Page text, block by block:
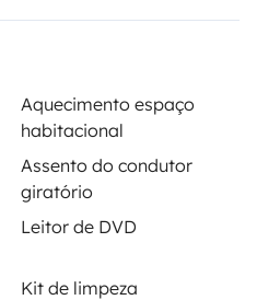
Aquecimento espaço
habitacional
Assento do condutor
giratório
Leitor de DVD
Kit de limpeza
simples e segura de
transformados e
A página é o
de autocaravanas